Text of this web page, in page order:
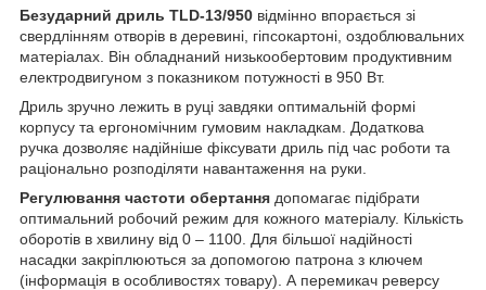
Безударний дриль TLD-13/950 відмінно впорається зі
свердлінням отворів в деревині, гіпсокартоні, оздоблювальних
матеріалах. Він обладнаний низькообертовим продуктивним
електродвигуном з показником потужності в 950 Вт.
Дриль зручно лежить в руці завдяки оптимальній формі
корпусу та ергономічним гумовим накладкам. Додаткова
ручка дозволяє надійніше фіксувати дриль під час роботи та
раціонально розподіляти навантаження на руки.
Регулювання частоти обертання допомагає підібрати
оптимальний робочий режим для кожного матеріалу. Кількість
оборотів в хвилину від 0 – 1100. Для більшої надійності
насадки закріплюються за допомогою патрона з ключем
(інформація в особливостях товару). А перемикач реверсу